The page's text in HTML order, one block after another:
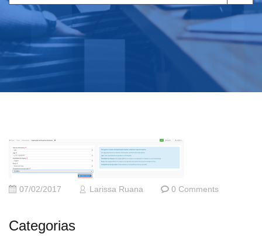
for:
07/02/2017 Larissa Ruana 0 Comments
Categorias